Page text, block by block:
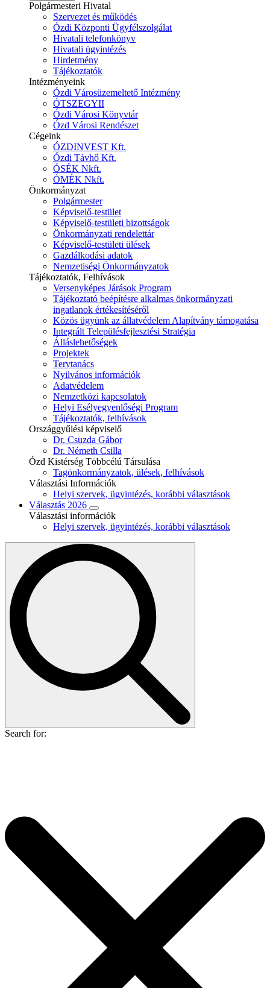
Polgármesteri Hivatal
Szervezet és működés
Ózdi Központi Ügyfélszolgálat
Hivatali telefonkönyv
Hivatali ügyintézés
Hirdetmény
Tájékoztatók
Intézményeink
Ózdi Városüzemeltető Intézmény
ÓTSZEGYII
Ózdi Városi Könyvtár
Ózd Városi Rendészet
Cégeink
ÓZDINVEST Kft.
Ózdi Távhő Kft.
ÓSÉK Nkft.
ÓMÉK Nkft.
Önkormányzat
Polgármester
Képviselő-testület
Képviselő-testületi bizottságok
Önkormányzati rendelettár
Képviselő-testületi ülések
Gazdálkodási adatok
Nemzetiségi Önkormányzatok
Tájékoztatók, Felhívások
Versenyképes Járások Program
Tájékoztató beépítésre alkalmas önkormányzati
ingatlanok értékesítéséről
Közös ügyünk az állatvédelem Alapítvány támogatása
Integrált Településfejlesztési Stratégia
Álláslehetőségek
Projektek
Tervtanács
Nyilvános információk
Adatvédelem
Nemzetközi kapcsolatok
Helyi Esélyegyenlőségi Program
Tájékoztatók, felhívások
Országgyűlési képviselő
Dr. Csuzda Gábor
Dr. Németh Csilla
Ózd Kistérség Többcélú Társulása
Tagönkormányzatok, ülések, felhívások
Választási Információk
Helyi szervek, ügyintézés, korábbi választások
Választás 2026
Választási információk
Helyi szervek, ügyintézés, korábbi választások
Search for: